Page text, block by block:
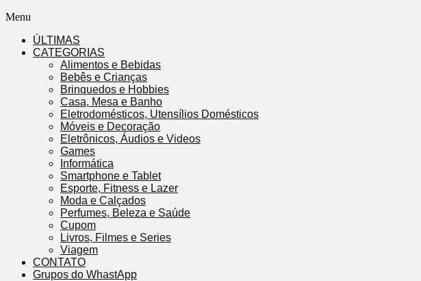
Menu
ÚLTIMAS
CATEGORIAS
Alimentos e Bebidas
Bebês e Crianças
Brinquedos e Hobbies
Casa, Mesa e Banho
Eletrodomésticos, Utensílios Domésticos
Móveis e Decoração
Eletrônicos, Áudios e Videos
Games
Informática
Smartphone e Tablet
Esporte, Fitness e Lazer
Moda e Calçados
Perfumes, Beleza e Saúde
Cupom
Livros, Filmes e Series
Viagem
CONTATO
Grupos do WhastApp